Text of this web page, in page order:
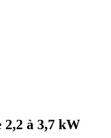
à 3,7 kW